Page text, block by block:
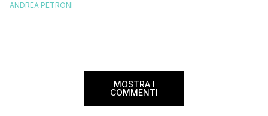
tantissimo perché ti permetterà di
ANDREA PETRONI
MOSTRA I
COMMENTI